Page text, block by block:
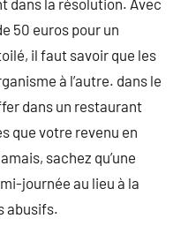
dans la résolution. Avec
50 euros pour un
il faut savoir que les
à l’autre. dans le
dans un restaurant
que votre revenu en
sachez qu’une
journée au lieu à la
abusifs.